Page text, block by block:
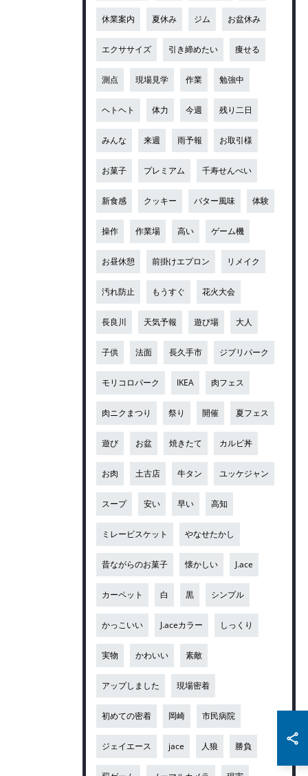
休業案内 夏休み ジム お盆休み
エクササイズ 引き締めたい 痩せる
測点 現場見学 作業 勉強中
ヘトヘト 体力 今週 残り二日
みんな 来週 雨予報 お取引様
お菓子 プレミアム 千寿せんべい
新食感 クッキー バター風味 体験
操作 作業場 高い ゲーム機
お昼休憩 前掛けエプロン リメイク
汚れ防止 もうすぐ 花火大会
長良川 天気予報 遊び場 大人
子供 法面 長久手市 ジブリパーク
モリコロパーク IKEA 肉フェス
肉ニクまつり 祭り 開催 夏フェス
遊び お盆 焼きたて カルビ丼
お肉 土古店 牛タン ユッケジャン
スープ 安い 早い 高知
ミレービスケット やなせたかし
昔ながらのお菓子 懐かしい J.ace
カーペット 白 黒 シンプル
かっこいい J.aceカラー しっくり
実物 かわいい 素敵
アップしました 現場密着
初めての密着 岡崎 市民病院
ジェイエース jace 人狼 勝負